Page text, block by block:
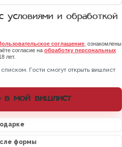
условиями и обработкой
соглашение , ознакомлены
согласие на обработку персональных
лет.
Гости смогут открыть вишлист
в мой вишлист
формы